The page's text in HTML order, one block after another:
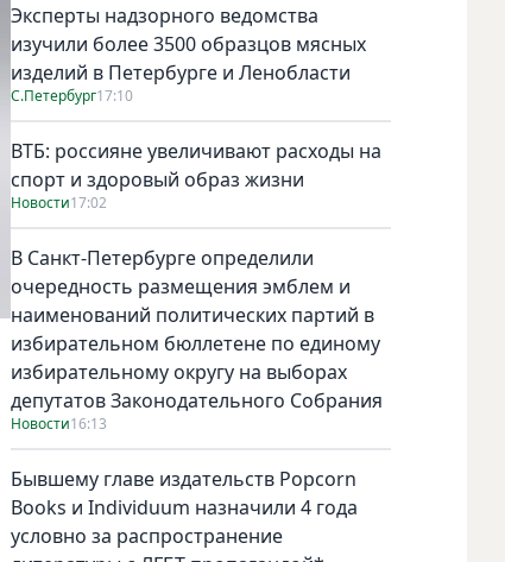
Эксперты надзорного ведомства
изучили более 3500 образцов мясных
изделий в Петербурге и Ленобласти
С.Петербург17:10
ВТБ: россияне увеличивают расходы на
спорт и здоровый образ жизни
Новости17:02
В Санкт-Петербурге определили
очередность размещения эмблем и
наименований политических партий в
избирательном бюллетене по единому
избирательному округу на выборах
депутатов Законодательного Собрания
Новости16:13
Бывшему главе издательств Popcorn
Books и Individuum назначили 4 года
условно за распространение